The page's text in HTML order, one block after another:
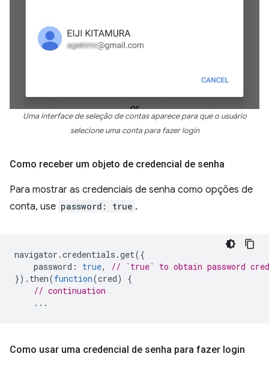
Uma interface de seleção de contas aparece para que o usuário
selecione uma conta para fazer login
Como receber um objeto de credencial de senha
Para mostrar as credenciais de senha como opções de
conta, use password: true .
navigator .credentials .get({
password : true,
// `true` to obtain password
}). then(function(cred)
{
// continuation
...
Como usar uma credencial de senha para fazer login